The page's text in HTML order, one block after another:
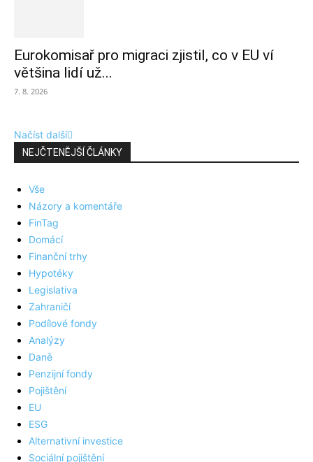
Eurokomisař pro migraci zjistil, co v EU ví
většina lidí už...
7. 8. 2026
Načíst další
NEJČTENĚJŠÍ ČLÁNKY
Vše
Názory a komentáře
FinTag
Domácí
Finanční trhy
Hypotéky
Legislativa
Zahraničí
Podílové fondy
Analýzy
Daně
Penzijní fondy
Pojištění
EU
ESG
Alternativní investice
Sociální pojištění